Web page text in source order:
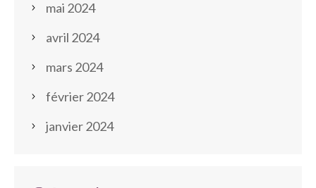
mai 2024
avril 2024
mars 2024
février 2024
janvier 2024